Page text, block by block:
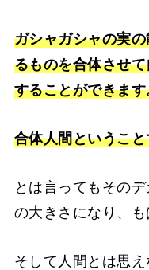
ガシャガシャの実
るものを合体させ
することができます
合体人間というこ
とは言ってもその
の大きさになり、も
そして人間とは思